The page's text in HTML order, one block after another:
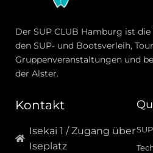
Der SUP CLUB Hamburg ist
den SUP- und Bootsverleih,
Gruppenveranstaltungen und
der Alster.
Kontakt
Isekai 1 / Zugang über
Iseplatz